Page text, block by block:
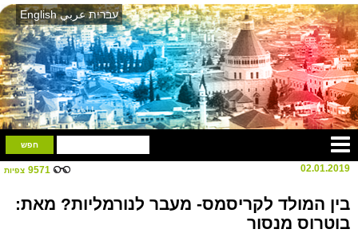
English عربي עברית
02.01.2019
9571 צפיות
בין המולד לקריסמס- מעבר לנורמליות? מאת:
בוטרוס מנסור